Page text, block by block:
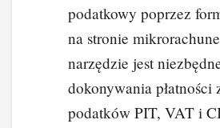
podatkowy poprzez
na stronie
narzędzie jest
dokonywania płatności
podatków PIT, VAT i